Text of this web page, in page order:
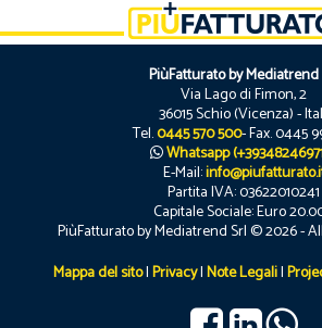
PiùFatturato by Mediatrend
Via Lago di Fimon, 2
36015 Schio (Vicenza) -
Tel.0445 570 500- Fax. 0445
Whatsapp
E-Mail:
Partita IVA: 03622010241
Capitale Sociale: Euro
PiùFatturato by Mediatrend Srl © 2026 -
Mappa del sito|Privacy|Note Legali|